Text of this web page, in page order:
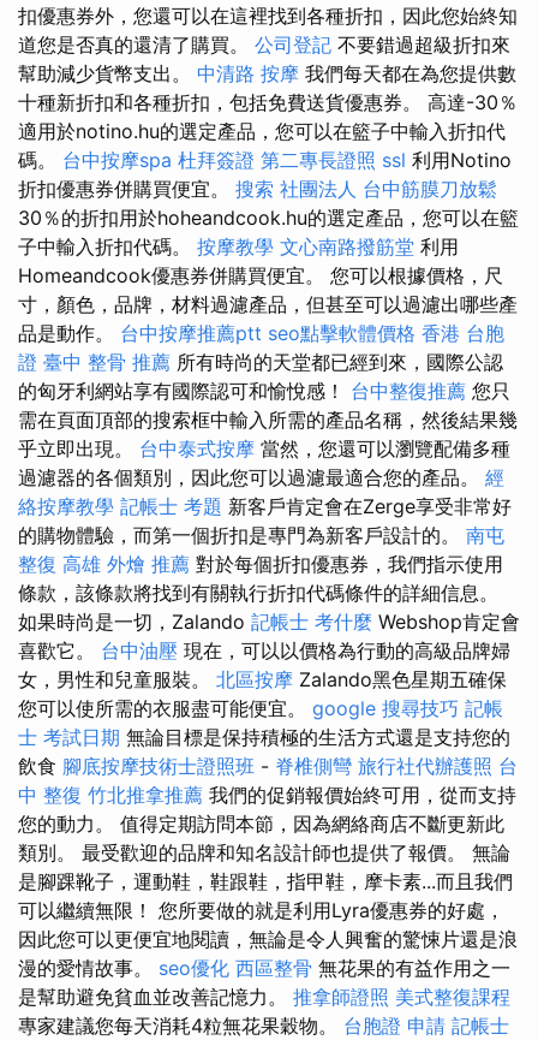
扣優惠券外，您還可以在這裡找到各種折扣，因此您始終知
道您是否真的還清了購買。 公司登記 不要錯過超級折扣來
幫助減少貨幣支出。 中清路 按摩 我們每天都在為您提供數
十種新折扣和各種折扣，包括免費送貨優惠券。 高達-30％
適用於notino.hu的選定產品，您可以在籃子中輸入折扣代
碼。 台中按摩spa 杜拜簽證 第二專長證照 ssl 利用Notino
折扣優惠券併購買便宜。 搜索 社團法人 台中筋膜刀放鬆
30％的折扣用於hoheandcook.hu的選定產品，您可以在籃
子中輸入折扣代碼。 按摩教學 文心南路撥筋堂 利用
Homeandcook優惠券併購買便宜。 您可以根據價格，尺
寸，顏色，品牌，材料過濾產品，但甚至可以過濾出哪些產
品是動作。 台中按摩推薦ptt seo點擊軟體價格 香港 台胞
證 臺中 整骨 推薦 所有時尚的天堂都已經到來，國際公認
的匈牙利網站享有國際認可和愉悅感！ 台中整復推薦 您只
需在頁面頂部的搜索框中輸入所需的產品名稱，然後結果幾
乎立即出現。 台中泰式按摩 當然，您還可以瀏覽配備多種
過濾器的各個類別，因此您可以過濾最適合您的產品。 經
絡按摩教學 記帳士 考題 新客戶肯定會在Zerge享受非常好
的購物體驗，而第一個折扣是專門為新客戶設計的。 南屯
整復 高雄 外燴 推薦 對於每個折扣優惠券，我們指示使用
條款，該條款將找到有關執行折扣代碼條件的詳細信息。
如果時尚是一切，Zalando 記帳士 考什麼 Webshop肯定會
喜歡它。 台中油壓 現在，可以以價格為行動的高級品牌婦
女，男性和兒童服裝。 北區按摩 Zalando黑色星期五確保
您可以使所需的衣服盡可能便宜。 google 搜尋技巧 記帳
士 考試日期 無論目標是保持積極的生活方式還是支持您的
飲食 腳底按摩技術士證照班 - 脊椎側彎 旅行社代辦護照 台
中 整復 竹北推拿推薦 我們的促銷報價始終可用，從而支持
您的動力。 值得定期訪問本節，因為網絡商店不斷更新此
類別。 最受歡迎的品牌和知名設計師也提供了報價。 無論
是腳踝靴子，運動鞋，鞋跟鞋，指甲鞋，摩卡素...而且我們
可以繼續無限！ 您所要做的就是利用Lyra優惠券的好處，
因此您可以更便宜地閱讀，無論是令人興奮的驚悚片還是浪
漫的愛情故事。 seo優化 西區整骨 無花果的有益作用之一
是幫助避免貧血並改善記憶力。 推拿師證照 美式整復課程
專家建議您每天消耗4粒無花果穀物。 台胞證 申請 記帳士